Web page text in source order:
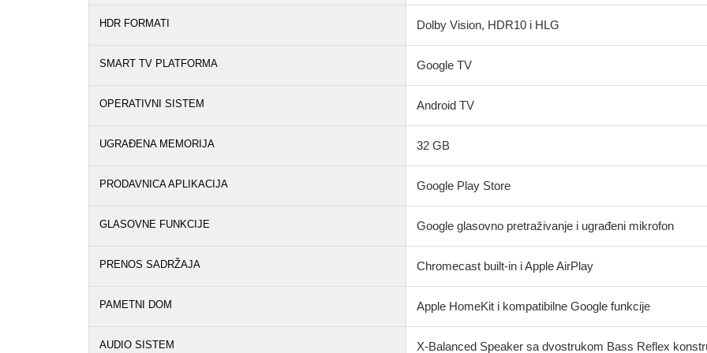
HDR FORMATI Dolby Vision, HDR10 i HLG
SMART TV PLATFORMA Google TV
OPERATIVNI SISTEM Android TV
UGRAĐENA MEMORIJA 32 GB
PRODAVNICA APLIKACIJA Google Play Store
GLASOVNE FUNKCIJE Google glasovno pretraživanje i ugrađeni mikrofon
PRENOS SADRŽAJA Chromecast built-in i Apple AirPlay
PAMETNI DOM Apple HomeKit i kompatibilne Google funkcije
AUDIO SISTEM X-Balanced Speaker sa dvostrukom Bass Reflex